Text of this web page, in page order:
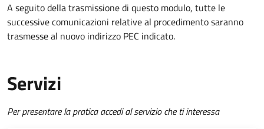
A seguito della trasmissione di questo modulo, tutte le
successive comunicazioni relative al procedimento saranno
trasmesse al nuovo indirizzo PEC indicato.
Servizi
Per presentare la pratica accedi al servizio che ti interessa